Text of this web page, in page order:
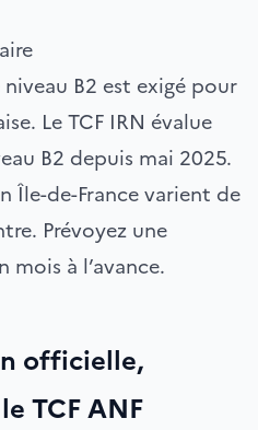
B2 est exigé pour
Le TCF IRN évalue
B2 depuis mai 2025.
Île-de-France varient de
Prévoyez une
à l’avance.
officielle,
TCF ANF